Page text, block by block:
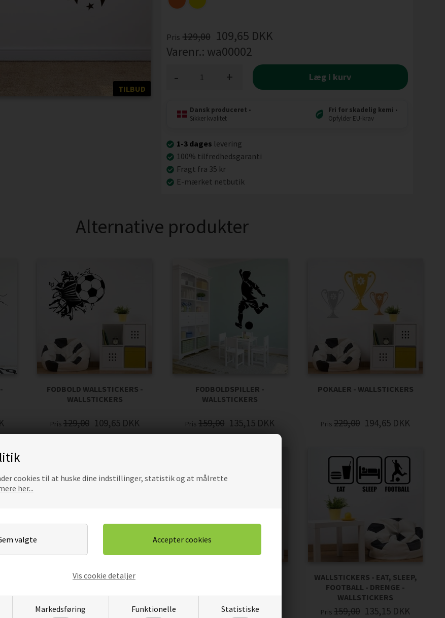
cookies til at huske dine indstillinger, statistik og at målrette
her...
Markedsføring Funktionelle Statistiske
Vis cookie detaljer
TILBUD
Pris 129,00 109,65 DKK
Varenr.: wa00002
+
- Læg i kurv
Dansk produceret •
Sikker kvalitet
Fri for skadelig kemi •
Opfylder EU-krav
1-3 dages levering
100% tilfredhedsgaranti
Fragt fra 35 kr
E-mærket netbutik
Alternative produkter
FODBOLD WALLSTICKERS -
WALLSTICKERS
Pris 129,00 109,65 DKK
FODBOLDSPILLER -
WALLSTICKERS
Pris 159,00 135,15 DKK
POKALER - WALLSTICKERS
Pris 229,00 194,65 DKK
-
FOLDBOLDSPILLER MED BOLD
WALLSTICKERS
Pris229,00 DKK 129,00 109,65DKK
WALLSTICKERS - EAT, SLEEP,
FOOTBALL - DRENGE -
WALLSTICKERS
Pris 159,00 135,15 DKK